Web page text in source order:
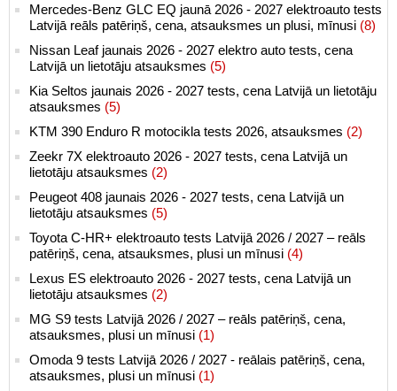
Mercedes-Benz GLC EQ jaunā 2026 - 2027 elektroauto tests
Latvijā reāls patēriņš, cena, atsauksmes un plusi, mīnusi (8)
Nissan Leaf jaunais 2026 - 2027 elektro auto tests, cena
Latvijā un lietotāju atsauksmes (5)
Kia Seltos jaunais 2026 - 2027 tests, cena Latvijā un lietotāju
atsauksmes (5)
KTM 390 Enduro R motocikla tests 2026, atsauksmes (2)
Zeekr 7X elektroauto 2026 - 2027 tests, cena Latvijā un
lietotāju atsauksmes (2)
Peugeot 408 jaunais 2026 - 2027 tests, cena Latvijā un
lietotāju atsauksmes (5)
Toyota C-HR+ elektroauto tests Latvijā 2026 / 2027 – reāls
patēriņš, cena, atsauksmes, plusi un mīnusi (4)
Lexus ES elektroauto 2026 - 2027 tests, cena Latvijā un
lietotāju atsauksmes (2)
MG S9 tests Latvijā 2026 / 2027 – reāls patēriņš, cena,
atsauksmes, plusi un mīnusi (1)
Omoda 9 tests Latvijā 2026 / 2027 - reālais patēriņš, cena,
atsauksmes, plusi un mīnusi (1)